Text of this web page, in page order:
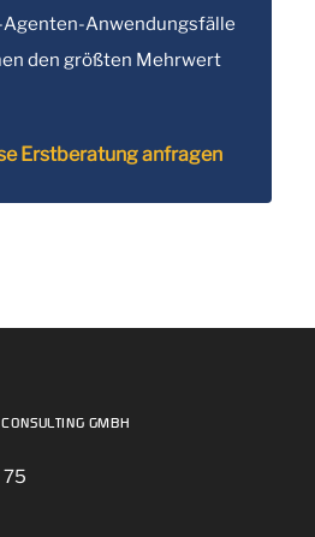
Anwendungsfälle
den größten Mehrwert
Erstberatung anfragen
GMBH
75